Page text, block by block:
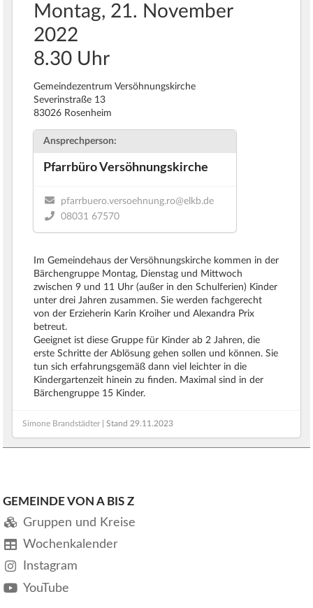
Montag, 21. November
2022
8.30 Uhr
Gemeindezentrum Versöhnungskirche
Severinstraße 13
83026 Rosenheim
Ansprechperson:
Pfarrbüro Versöhnungskirche
pfarrbuero.versoehnung.ro@elkb.de
08031 67570
Im Gemeindehaus der Versöhnungskirche kommen in der
Bärchengruppe Montag, Dienstag und Mittwoch
zwischen 9 und 11 Uhr (außer in den Schulferien) Kinder
unter drei Jahren zusammen. Sie werden fachgerecht
von der Erzieherin Karin Kroiher und Alexandra Prix
betreut.
Geeignet ist diese Gruppe für Kinder ab 2 Jahren, die
erste Schritte der Ablösung gehen sollen und können. Sie
tun sich erfahrungsgemäß dann viel leichter in die
Kindergartenzeit hinein zu finden. Maximal sind in der
Bärchengruppe 15 Kinder.
Simone Brandstädter | Stand 29.11.2023
GEMEINDE VON A BIS Z
Gruppen und Kreise
Wochenkalender
Instagram
YouTube